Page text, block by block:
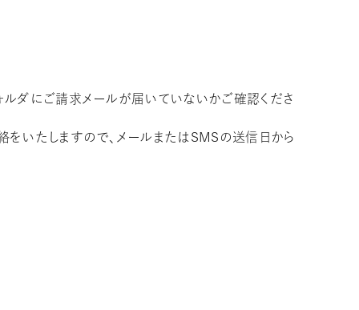
ルダにご請求メールが届いていないかご確認くださ
をいたしますので、メールまたはSMSの送信日から